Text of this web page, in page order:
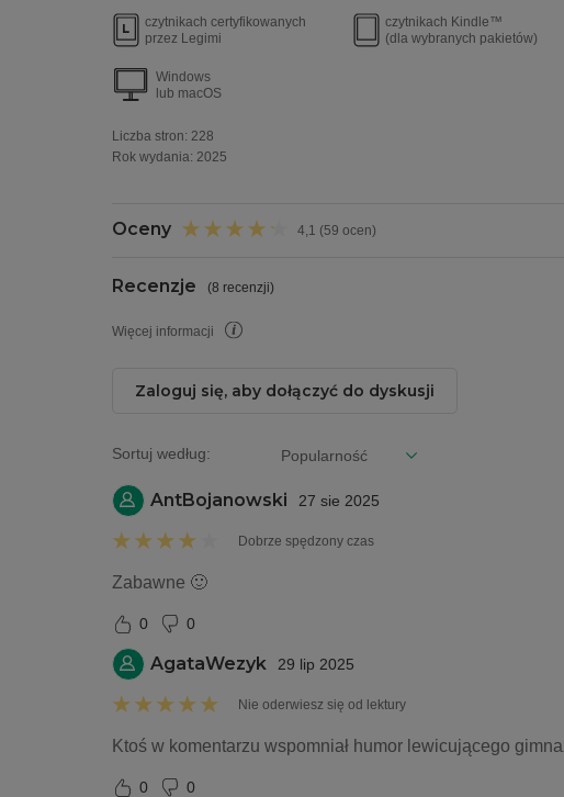
czytnikach certyfikowanych
przez Legimi
czytnikach Kindle™
(dla wybranych pakietów)
Windows
lub macOS
Liczba stron: 228
Rok wydania: 2025
Oceny 4,1 (59 ocen)
Recenzje (8 recenzji)
Więcej informacji
Zaloguj się, aby dołączyć do dyskusji
Sortuj według:
AntBojanowski 27 sie 2025
Dobrze spędzony czas
Zabawne 🙂
0 0
AgataWezyk 29 lip 2025
Nie oderwiesz się od lektury
Ktoś w komentarzu wspomniał humor lewicującego
0 0